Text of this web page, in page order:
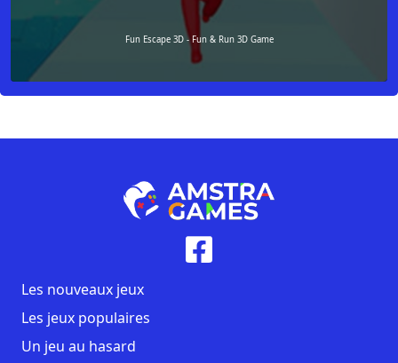
Fun Escape 3D - Fun & Run 3D Game
Les nouveaux jeux
Les jeux populaires
Un jeu au hasard